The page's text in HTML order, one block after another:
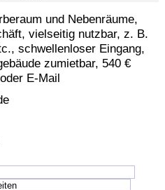
und Nebenräume,
vielseitig nutzbar, z. B.
schwellenloser Eingang,
zumietbar, 540 €
E-Mail